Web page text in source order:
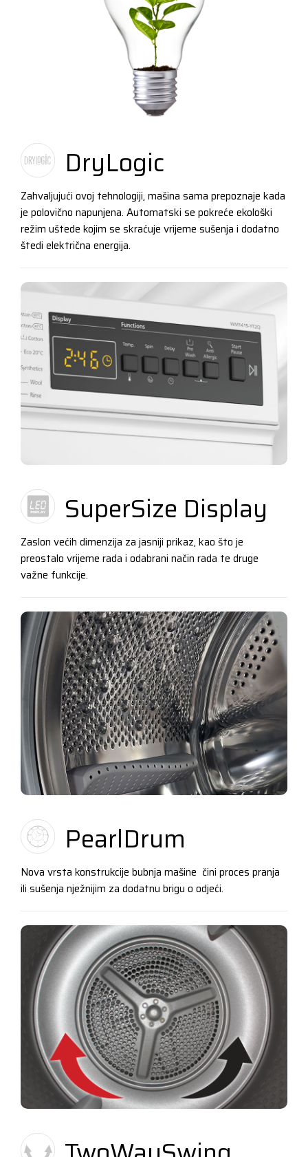
DryLogic
Zahvaljujući ovoj tehnologiji, mašina sama prepoznaje kada
je polovično napunjena. Automatski se pokreće ekološki
režim uštede kojim se skraćuje vrijeme sušenja i dodatno
štedi električna energija.
SuperSize Display
Zaslon većih dimenzija za jasniji prikaz, kao što je
preostalo vrijeme rada i odabrani način rada te druge
važne funkcije.
PearlDrum
Nova vrsta konstrukcije bubnja mašine čini proces pranja
ili sušenja nježnijim za dodatnu brigu o odjeći.